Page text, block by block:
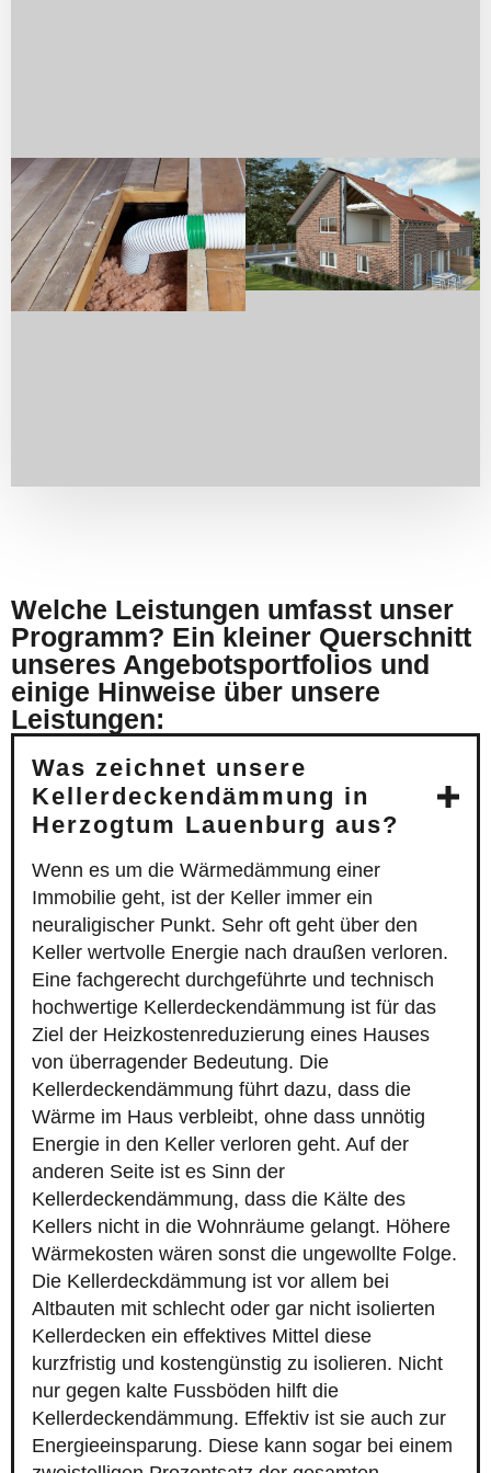
Welche Leistungen umfasst unser
Programm? Ein kleiner Querschnitt
unseres Angebotsportfolios und
einige Hinweise über unsere
Leistungen:
Was zeichnet unsere
Kellerdeckendämmung in
Herzogtum Lauenburg aus?
Wenn es um die Wärmedämmung einer
Immobilie geht, ist der Keller immer ein
neuraligischer Punkt. Sehr oft geht über den
Keller wertvolle Energie nach draußen verloren.
Eine fachgerecht durchgeführte und technisch
hochwertige Kellerdeckendämmung ist für das
Ziel der Heizkostenreduzierung eines Hauses
von überragender Bedeutung. Die
Kellerdeckendämmung führt dazu, dass die
Wärme im Haus verbleibt, ohne dass unnötig
Energie in den Keller verloren geht. Auf der
anderen Seite ist es Sinn der
Kellerdeckendämmung, dass die Kälte des
Kellers nicht in die Wohnräume gelangt. Höhere
Wärmekosten wären sonst die ungewollte Folge.
Die Kellerdeckdämmung ist vor allem bei
Altbauten mit schlecht oder gar nicht isolierten
Kellerdecken ein effektives Mittel diese
kurzfristig und kostengünstig zu isolieren. Nicht
nur gegen kalte Fussböden hilft die
Kellerdeckendämmung. Effektiv ist sie auch zur
Energieeinsparung. Diese kann sogar bei einem